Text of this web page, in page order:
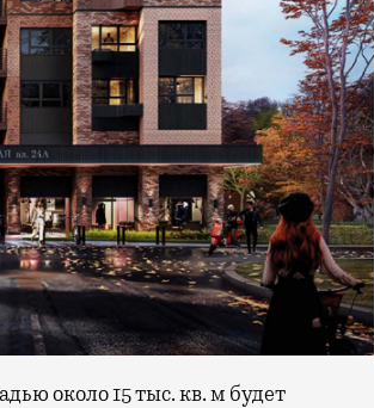
около 15 тыс. кв. м будет